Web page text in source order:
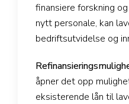
finansiere forskning
nytt personale, kan
bedriftsutvidelse og
åpner det opp
eksisterende lån til